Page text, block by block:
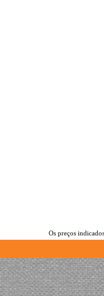
Os preços